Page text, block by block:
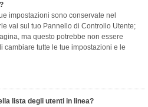
impostazioni sono conservate nel
vai sul tuo Pannello di Controllo Utente;
ma questo potrebbe non essere
cambiare tutte le tue impostazioni e le
lista degli utenti in linea?